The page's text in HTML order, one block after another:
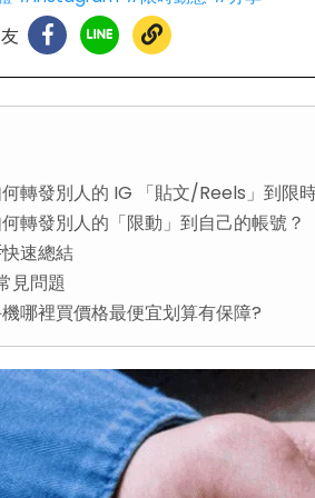
轉發別人的 IG 「貼文/Reels」到限
轉發別人的「限動」到自己的帳號？
速總結
見問題
哪裡買價格最便宜划算有保障?